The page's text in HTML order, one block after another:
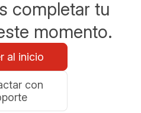
completar tu
momento.
al inicio
con